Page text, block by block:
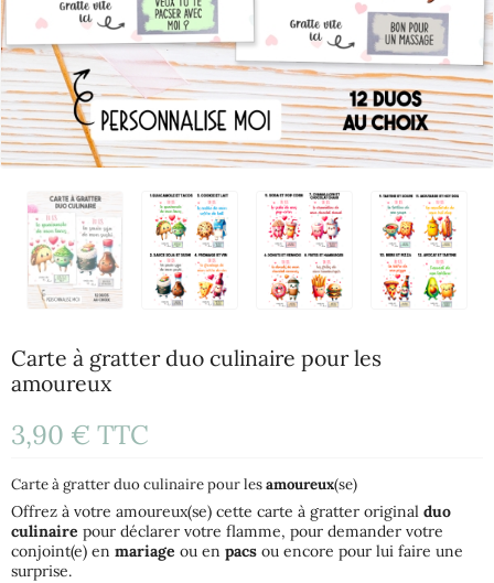
Carte à gratter duo culinaire pour les
amoureux
3,90 € TTC
Carte à gratter duo culinaire pour lesamoureux(se)
Offrez à votre amoureux(se) cette carte à gratter original duo
culinaire pour déclarer votre flamme, pour demander votre
conjoint(e) en mariage ou en pacs ou encore pour lui faire une
surprise.